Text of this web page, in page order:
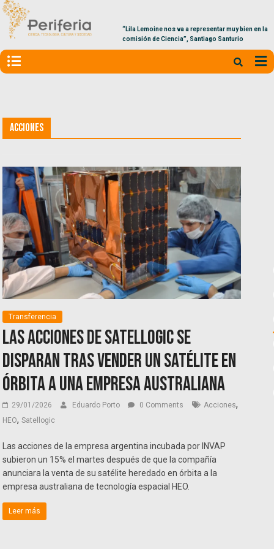
“Lila Lemoine nos va a representar muy bien en la
comisión de Ciencia”, Santiago Santurio
Acciones
Transferencia
Las acciones de Satellogic se
disparan tras vender un satélite en
órbita a una empresa australiana
29/01/2026 Eduardo Porto 0 Comments Acciones,
HEO,Satellogic
Las acciones de la empresa argentina incubada por INVAP
subieron un 15% el martes después de que la compañía
anunciara la venta de su satélite heredado en órbita a la
empresa australiana de tecnología espacial HEO.
Leer más